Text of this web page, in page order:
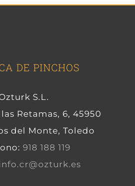
DE PINCHOS
S.L.
Retamas, 6, 45950
del Monte, Toledo
918 188 119